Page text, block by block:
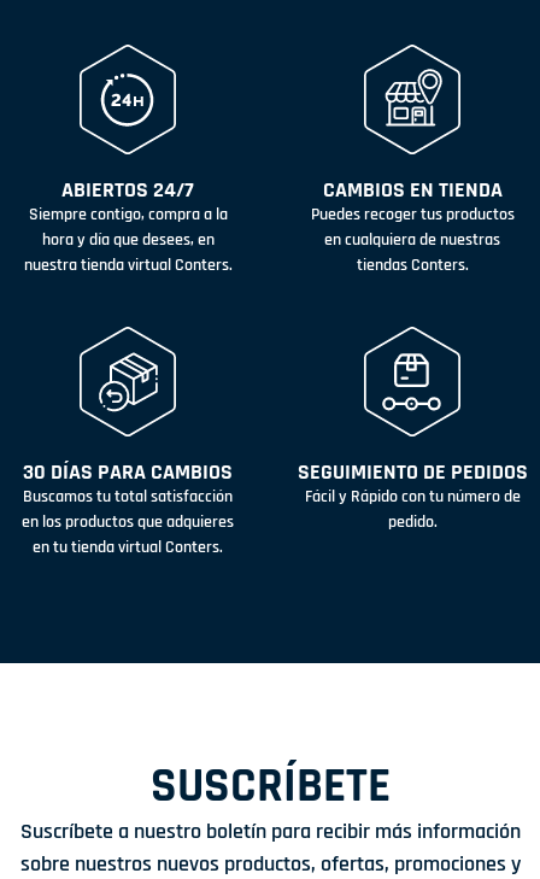
ABIERTOS 24/7
Siempre contigo, compra a la
hora y día que desees, en
nuestra tienda virtual Conters.
CAMBIOS EN TIENDA
Puedes recoger tus productos
en cualquiera de nuestras
tiendas Conters.
30 DÍAS PARA CAMBIOS
Buscamos tu total satisfacción
en los productos que adquieres
en tu tienda virtual Conters.
SEGUIMIENTO DE PEDIDOS
Fácil y Rápido con tu número de
pedido.
SUSCRÍBETE
Suscríbete a nuestro boletín para recibir más información
sobre nuestros nuevos productos, ofertas, promociones y